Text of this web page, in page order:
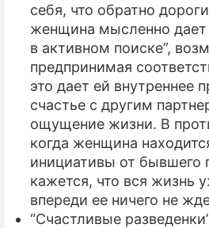
себя, что обратно
женщина мысленно дает
в активном поиске”,
предпринимая
это дает ей внутреннее
счастье с другим
ощущение жизни. В
когда женщина
инициативы от бывшего
кажется, что вся жизнь
впереди ее ничего не
“Счастливые